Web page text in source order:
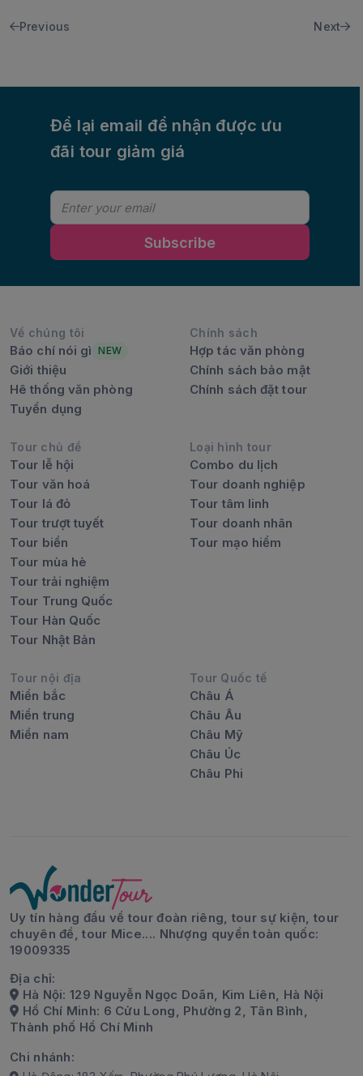
Previous Next
Để lại email để nhận được ưu
đãi tour giảm giá
Subscribe
Về chúng tôi
Báo chí nói gì NEW
Giới thiệu
Hê thống văn phòng
Tuyển dụng
Chính sách
Hợp tác văn phòng
Chính sách bảo mật
Chính sách đặt tour
Tour chủ đề
Tour lễ hội
Tour văn hoá
Tour lá đỏ
Tour trượt tuyết
Tour biển
Tour mùa hè
Tour trải nghiệm
Tour Trung Quốc
Tour Hàn Quốc
Tour Nhật Bản
Loại hình tour
Combo du lịch
Tour doanh nghiệp
Tour tâm linh
Tour doanh nhân
Tour mạo hiểm
Tour nội địa
Miền bắc
Miền trung
Miền nam
Tour Quốc tế
Châu Á
Châu Âu
Châu Mỹ
Châu Úc
Châu Phi
Uy tín hàng đầu về tour đoàn riêng, tour sự kiện, tour
chuyên đề, tour Mice.... Nhượng quyền toàn quốc:
19009335
Địa chỉ:
Hà Nội: 129 Nguyễn Ngọc Doãn, Kim Liên, Hà Nội
Hồ Chí Minh: 6 Cửu Long, Phường 2, Tân Bình,
Thành phố Hồ Chí Minh
Chi nhánh: